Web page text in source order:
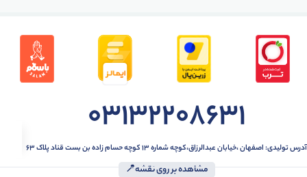
03132208631
آدرس تولیدی: اصفهان ،خیابان عبدالرزاق،کوچه شماره ۱۳ کوچه حسام زاده بن بست قناد پلاک ۶۳
مشاهده بر روی نقشه📍